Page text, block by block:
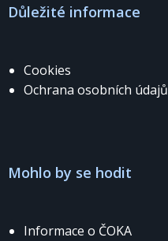
Důležité informace
Cookies
Ochrana osobních údajů
Mohlo by se hodit
Informace o ČOKA